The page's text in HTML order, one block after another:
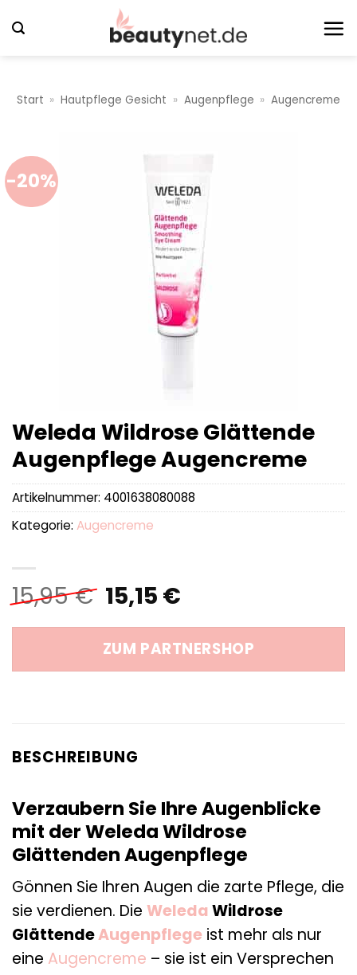
Inhalt
Start » Hautpflege Gesicht » Augenpflege » Augencreme
-20%
Weleda Wildrose Glättende
Augenpflege Augencreme
15,95€ Ursprünglicher
Preis
war:
15,95 €
15,15 €Aktueller
ist:
15,15 €.
ZUM PARTNERSHOP
Artikelnummer: 4001638080088
Kategorie: Augencreme
BESCHREIBUNG
Verzaubern Sie Ihre Augenblicke
mit der Weleda Wildrose
Glättenden Augenpflege
Gönnen Sie Ihren Augen die zarte Pflege, die
sie verdienen. Die WeledaWildrose
GlättendeAugenpflege ist mehr als nur
eine Augencreme – sie ist ein Versprechen